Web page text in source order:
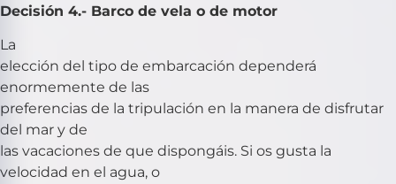
Decisión 4.- Barco de vela o de motor
La
elección del tipo de embarcación dependerá
enormemente de las
preferencias de la tripulación en la manera de disfrutar
del mar y de
las vacaciones de que dispongáis. Si os gusta la
velocidad en el agua, o